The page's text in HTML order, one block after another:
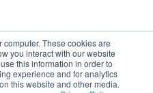
These cookies are
you interact with our website
this information in order to
experience and for analytics
this website and other media.